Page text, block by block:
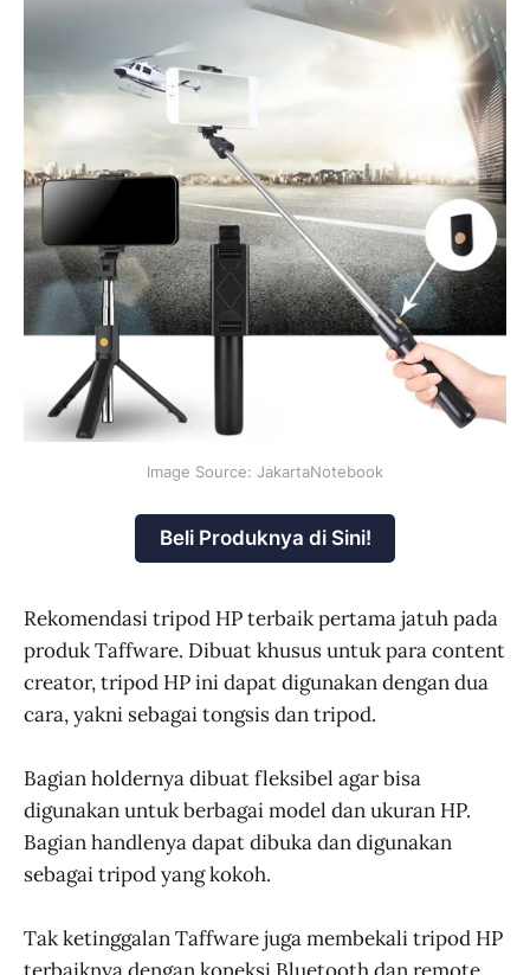
Image Source: JakartaNotebook
Beli Produknya di Sini!
Rekomendasi tripod HP terbaik pertama jatuh pada
produk Taffware. Dibuat khusus untuk para content
creator, tripod HP ini dapat digunakan dengan dua
cara, yakni sebagai tongsis dan tripod.
Bagian holdernya dibuat fleksibel agar bisa
digunakan untuk berbagai model dan ukuran HP.
Bagian handlenya dapat dibuka dan digunakan
sebagai tripod yang kokoh.
Tak ketinggalan Taffware juga membekali tripod HP